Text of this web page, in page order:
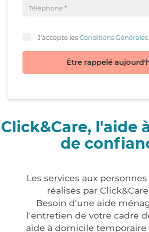
J'accepte lesConditions
Être rappelé
Click&Care, l'aide
de
Les services aux
réalisés par Click&Care
Besoin d'une aide
l'entretien de votre cadre
aide à domicile temporaire